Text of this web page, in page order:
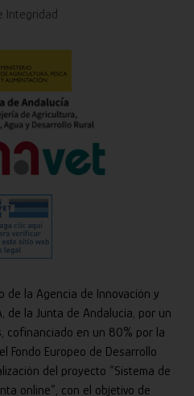
Integridad
de la Agencia de Innovación y
de la Junta de Andalucía, por un
cofinanciado en un 80% por la
Fondo Europeo de Desarrollo
del proyecto “Sistema de
online”, con el objetivo de